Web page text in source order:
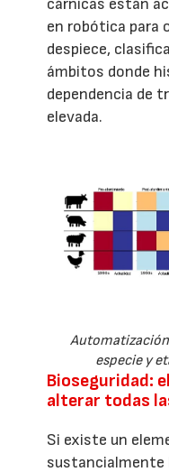
cárnicas están
en robótica para
despiece,
ámbitos donde
dependencia de
elevada.
especie y
Bioseguridad:
alterar todas
Si existe un
sustancialmente